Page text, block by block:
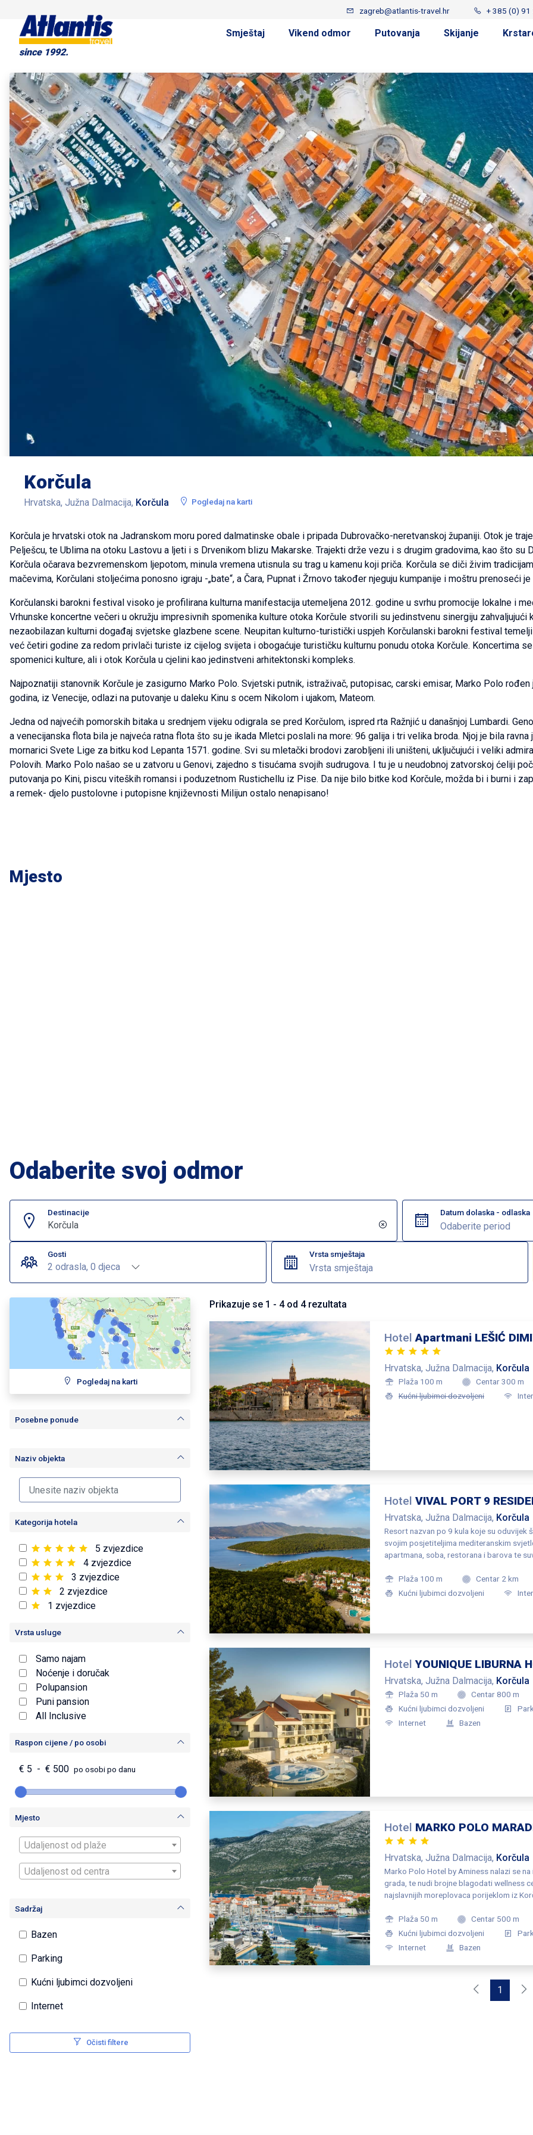
since 1992.
zagreb@atlantis-travel.hr + 385 (0) 91
Smještaj Vikend odmor Putovanja Skijanje
Korčula
Hrvatska, Južna Dalmacija, Korčula Pogledaj na karti
Korčula je hrvatski otok na Jadranskom moru pored dalmatinske obale i pripada Dubrovačko-neretvanskoj županiji. Otok je
Pelješcu, te Ublima na otoku Lastovu a ljeti i s Drvenikom blizu Makarske. Trajekti drže vezu i s drugim gradovima, kao što su
Korčula očarava bezvremenskom ljepotom, minula vremena utisnula su trag u kamenu koji priča. Korčula se diči živim
mačevima, Korčulani stoljećima ponosno igraju -„bate“, a Čara, Pupnat i Žrnovo također njeguju kumpanije i moštru prenoseći
Korčulanski barokni festival visoko je profilirana kulturna manifestacija utemeljena 2012. godine u svrhu promocije lokalne i
Vrhunske koncertne večeri u okružju impresivnih spomenika kulture otoka Korčule stvorili su jedinstvenu sinergiju
nezaobilazan kulturni događaj svjetske glazbene scene. Neupitan kulturno-turistički uspjeh Korčulanski barokni festival
već četiri godine za redom privlači turiste iz cijelog svijeta i obogaćuje turističku kulturnu ponudu otoka Korčule. Koncertima
spomenici kulture, ali i otok Korčula u cjelini kao jedinstveni arhitektonski kompleks.
Najpoznatiji stanovnik Korčule je zasigurno Marko Polo. Svjetski putnik, istraživač, putopisac, carski emisar, Marko Polo
godina, iz Venecije, odlazi na putovanje u daleku Kinu s ocem Nikolom i ujakom, Mateom.
Jedna od najvećih pomorskih bitaka u srednjem vijeku odigrala se pred Korčulom, ispred rta Ražnjić u današnjoj Lumbardi.
a venecijanska flota bila je najveća ratna flota što su je ikada Mletci poslali na more: 96 galija i tri velika broda. Njoj je bila
mornarici Svete Lige za bitku kod Lepanta 1571. godine. Svi su mletački brodovi zarobljeni ili uništeni, uključujući i veliki
Polovih. Marko Polo našao se u zatvoru u Genovi, zajedno s tisućama svojih sudrugova. I tu je u neudobnoj zatvorskoj ćeliji
putovanja po Kini, piscu viteških romansi i poduzetnom Rustichellu iz Pise. Da nije bilo bitke kod Korčule, možda bi i burni i
a remek- djelo pustolovne i putopisne književnosti Milijun ostalo nenapisano!
Mjesto
Odaberite svoj odmor
Destinacije
Korčula
Datum dolaska - odlaska
Gosti
2 odrasla, 0 djeca
Vrsta smještaja
Vrsta smještaja
Pogledaj na karti
Posebne ponude
Naziv objekta
Kategorija hotela
5 zvjezdice
4 zvjezdice
3 zvjezdice
2 zvjezdice
1 zvjezdice
Vrsta usluge
Samo najam
Noćenje i doručak
Polupansion
Puni pansion
All Inclusive
Raspon cijene / po osobi
€ 5 - € 500 po osobi po danu
Mjesto
Udaljenost od plaže
Udaljenost od centra
Sadržaj
Bazen
Parking
Kućni ljubimci dozvoljeni
Internet
Očisti filtere
Prikazuje se 1 - 4od 4 rezultata
HotelApartmani LEŠIĆ
Hrvatska, Južna Dalmacija, Korčula
Plaža 100 m
Centar 300 m
Kućni ljubimci dozvoljeni
Hotel VIVAL PORT 9
Hrvatska, Južna Dalmacija, Korčula
Resort nazvan po 9 kula koje su oduvijek
svojim posjetiteljima mediteranskim
apartmana, soba, restorana i barova te
koji se prelijeva i spaja s morskom
maslina i mjesta gdje hrana i vino postaju
Plaža 100 m
Centar 2 km
Kućni ljubimci dozvoljeni
HotelYOUNIQUE LIBURNA
Hrvatska, Južna Dalmacija, Korčula
Plaža 50 m
Centar 800 m
Kućni ljubimci dozvoljeni
Internet
Bazen
Hotel MARKO POLO
Hrvatska, Južna Dalmacija, Korčula
Marko Polo Hotel by Aminess nalazi se
grada, te nudi brojne blagodati wellness
najslavnijih moreplovaca porijeklom iz
Plaža 50 m
Centar 500 m
Kućni ljubimci dozvoljeni
Internet
Bazen
1